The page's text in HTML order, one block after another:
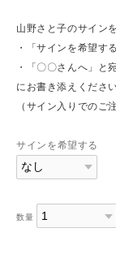
山野さと子のサイン
・「サインを希望す
・「〇〇さんへ」と
にお書き添えください
（サイン入りでのご
サインを希望する
数量